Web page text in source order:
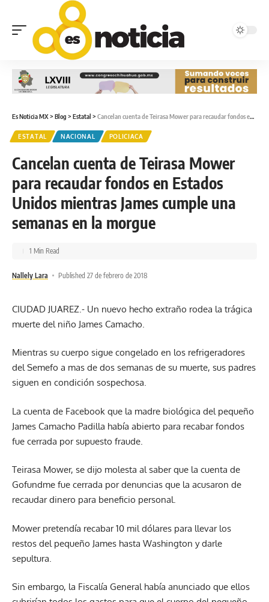
Es Noticia MX> Blog > Estatal > Cancelan cuenta de Teirasa Mower para recaudar fondos en Estados Unidos mientras James cumple una semanas en la morgue
ESTATAL NACIONAL POLICIACA
Cancelan cuenta de Teirasa Mower
para recaudar fondos en Estados
Unidos mientras James cumple una
semanas en la morgue
Nallely Lara Published 27 de febrero de 2018
1 Min Read
CIUDAD JUAREZ.- Un nuevo hecho extraño rodea la trágica
muerte del niño James Camacho.
Mientras su cuerpo sigue congelado en los refrigeradores
del Semefo a mas de dos semanas de su muerte, sus padres
siguen en condición sospechosa.
La cuenta de Facebook que la madre biológica del pequeño
James Camacho Padilla había abierto para recabar fondos
fue cerrada por supuesto fraude.
Teirasa Mower, se dijo molesta al saber que la cuenta de
Gofundme fue cerrada por denuncias que la acusaron de
recaudar dinero para beneficio personal.
Mower pretendía recabar 10 mil dólares para llevar los
restos del pequeño James hasta Washington y darle
sepultura.
Sin embargo, la Fiscalía General había anunciado que ellos